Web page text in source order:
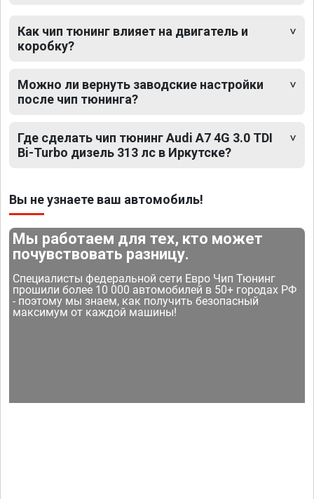
Как чип тюнинг влияет на двигатель и
коробку?
Можно ли вернуть заводские настройки
после чип тюнинга?
Где сделать чип тюнинг Audi A7 4G 3.0 TDI
Bi-Turbo дизель 313 лс в Иркутске?
Вы не узнаете ваш автомобиль!
Мы работаем для тех, кто может
почувствовать разницу.
Специалисты федеральной сети Евро Чип Тюнинг
прошили более 10 000 автомобилей в 50+ городах РФ
- поэтому мы знаем, как получить безопасный
максимум от каждой машины!